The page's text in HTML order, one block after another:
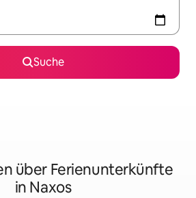
Suche
über Ferienunterkünfte
in Naxos